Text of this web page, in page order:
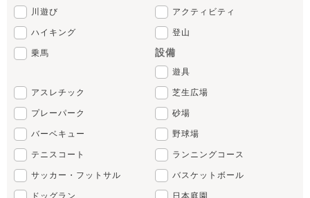
川遊び アクティビティ
ハイキング 登山
乗馬 設備
遊具
アスレチック 芝生広場
プレーパーク 砂場
バーベキュー 野球場
テニスコート ランニングコース
サッカー・フットサル バスケットボール
ドッグラン 日本庭園